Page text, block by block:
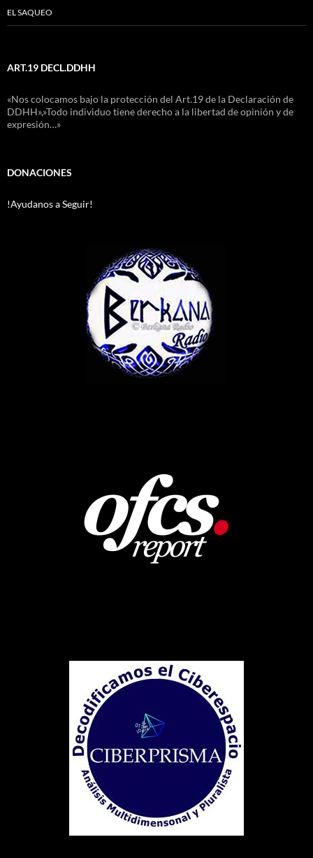
EL SAQUEO
ART.19 DECL.DDHH
«Nos colocamos bajo la protección del Art.19 de la Declaración de
DDHH»,»Todo individuo tiene derecho a la libertad de opinión y de
expresión…»
DONACIONES
!Ayudanos a Seguir!